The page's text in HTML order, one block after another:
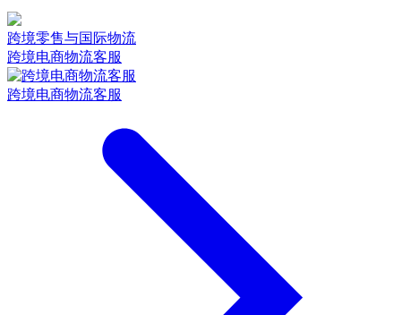
跨境零售与国际物流
跨境电商物流客服
跨境电商物流客服